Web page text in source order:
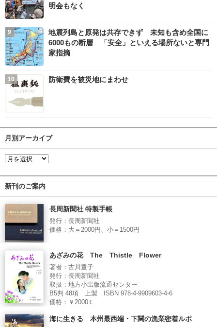
明会もなく
地震列島と原発は共存できず 未知も含め全国に
6000もの断層 「安全」といえる場所ないと専門
家指摘
防衛費を被災地にまわせ
月別アーカイブ
新刊のご案内
長周新聞社 特製手帳
発行：長周新聞社
価格：大＝2000円、小＝1500円
あざみの花 The Thistle Flower
著者：古川豊子
発行：長周新聞社
取扱：地方小出版流通センター
B5判 48項 上製 ISBN 978-4-9909603-4-6
価格：￥2000Ｅ
海に生きる 本州最西端・下関の漁業密着ルポ